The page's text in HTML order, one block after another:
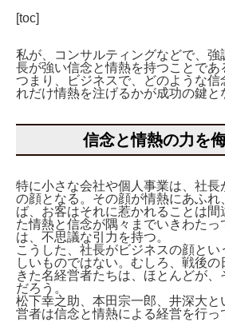
[toc]
私が、コンサルティングなどで、強
長が強い信念と情熱を持つことであ
つまり、ビジネスで、どのような信
れだけ情熱を注げるかが成功の鍵と
信念と情熱の力を
特に小さな会社や個人事業は、社長
の顔となる。その顔が情熱にあふれ
ば、お客はそれに惹かれることは間
た情熱と信念が隅々までいきわたっ
は、不思議な引力を持つ。
こうした、社長がビジネスの顔と
しいものではない。むしろ、戦後の
きた名経営者たちは、ほとんどが、
だろう。
松下幸之助、本田宗一郎、井深大と
営者は信念と情熱による経営を行っ